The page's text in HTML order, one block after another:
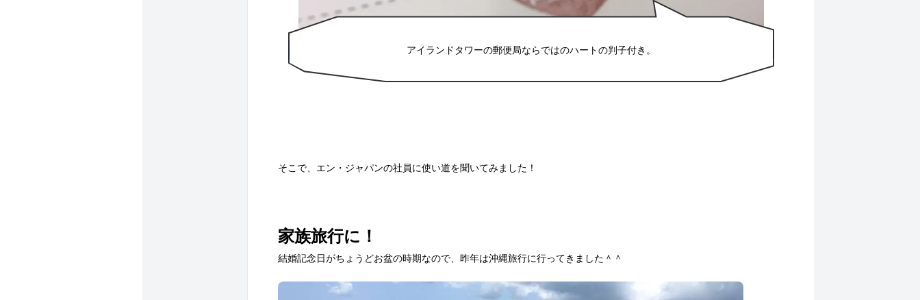
アイランドタワーの郵便局ならではのハートの判子付き。
そこで、エン・ジャパンの社員に使い道を聞いてみました！
家族旅行に！
結婚記念日がちょうどお盆の時期なので、昨年は沖縄旅行に行ってきました＾＾